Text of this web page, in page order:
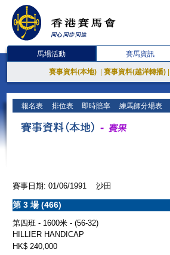
馬場活動 賽馬資訊
賽事資料(本地) 賽事資料(越洋轉播)
報名表 排位表 即時賠率 練馬師分場表
賽事日期: 01/06/1991 沙田
第 3 場 (466)
第四班 - 1600米 - (56-32)
HILLIER HANDICAP
HK$ 240,000